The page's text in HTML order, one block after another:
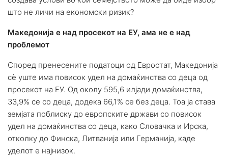
што не личи на економски ризик?
Македонија е над просекот на ЕУ, ама не е над
проблемот
Според пренесените податоци од Евростат, Македонија
сè уште има повисок удел на домаќинства со деца од
просекот на ЕУ. Од околу 595,6 илјади домаќинства,
33,9% се со деца, додека 66,1% се без деца. Тоа ја става
земјата поблиску до европските држави со повисок
удел на домаќинства со деца, како Словачка и Ирска,
отколку до Финска, Литванија или Германија, каде
уделот е најнизок.